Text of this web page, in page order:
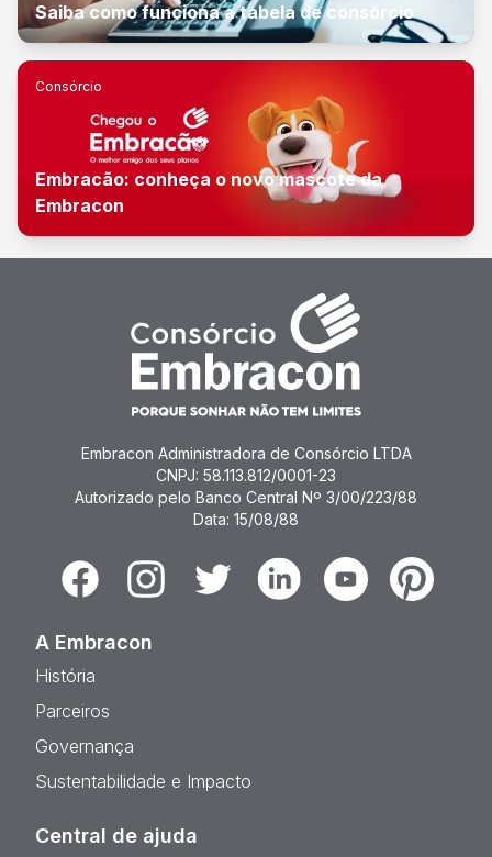
Saiba como funciona a tabela de consórcio
Consórcio
Embracão: conheça o novo mascote da
Embracon
Embracon Administradora de Consórcio LTDA
CNPJ: 58.113.812/0001-23
Autorizado pelo Banco Central Nº 3/00/223/88
Data: 15/08/88
FacebookInstagramTwitter LinkedinYoutubePinterest
A Embracon
História
Parceiros
Governança
Sustentabilidade e Impacto
Central de ajuda